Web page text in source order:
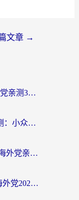
文章 →
雷神手游和sixfast哪个好？海外党亲测3款回国加速器，教你选对不踩坑
穿梭和快喵好用吗？海外党亲测：小众加速器对比+番茄加速器深度体验
云极和Unblock Youku好用吗？海外党亲测+2026回国加速器避坑指南
ChickCN和海外回国好用吗？海外党2026亲测：从手游到影音，选对加速器的3个关键